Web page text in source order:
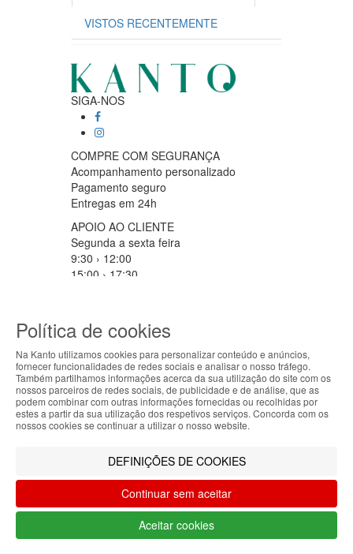
VISTOS RECENTEMENTE
SIGA-NOS
COMPRE COM SEGURANÇA
Acompanhamento personalizado
Pagamento seguro
Entregas em 24h
APOIO AO CLIENTE
Segunda a sexta feira
9:30 › 12:00
15:00 › 17:30
MÉTODOS DE PAGAMENTO
ABOUT THE COOKIES
Kanto handles information about your visit using
cookies that improve the performance of the
website, facilitate sharing via social networks and
continuing to browse our site, you accept the use of
these cookies. For more information, see our
Privacy and Cookie Policy. You can configure your
preferences in Cookie settings.
Accepted
Política de cookies
Na Kanto utilizamos cookies para personalizar conteúdo e anúncios,
fornecer funcionalidades de redes sociais e analisar o nosso tráfego.
Também partilhamos informações acerca da sua utilização do site com os
nossos parceiros de redes sociais, de publicidade e de análise, que as
podem combinar com outras informações fornecidas ou recolhidas por
estes a partir da sua utilização dos respetivos serviços. Concorda com os
nossos cookies se continuar a utilizar o nosso website.
DEFINIÇÕES DE COOKIES
Continuar sem aceitar
Aceitar cookies